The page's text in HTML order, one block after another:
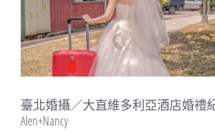
臺北婚攝／大直維多利亞酒店婚禮
Alen+Nancy